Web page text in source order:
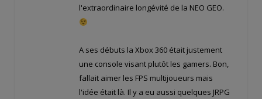
l'extraordinaire longévité de la NEO GEO.
A ses débuts la Xbox 360 était justement
une console visant plutôt les gamers. Bon,
fallait aimer les FPS multijoueurs mais
l'idée était là. Il y a eu aussi quelques JRPG